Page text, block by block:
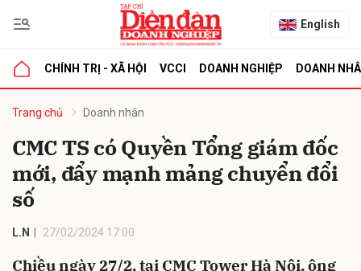
English
CHÍNH TRỊ - XÃ HỘI VCCI DOANH NGHIỆP DOANH
Trang chủ Doanh nhân
CMC TS có Quyền Tổng giám đốc
mới, đẩy mạnh mảng chuyển đổi
số
L.N 27/02/2024 17:00
Chiều ngày 27/2, tại CMC Tower Hà Nội, ông
luận
Hủy